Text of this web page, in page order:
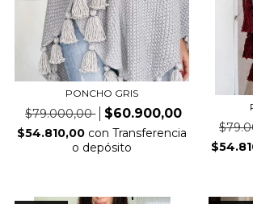
PONCHO GRIS
$79.000,00 $60.900,00
$54.810,00 con Transferencia
o depósito